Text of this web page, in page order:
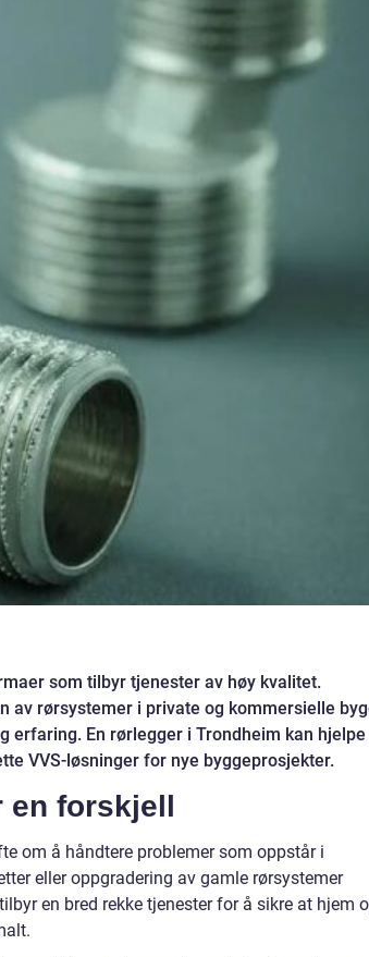
som tilbyr tjenester av høy kvalitet.
av rørsystemer i private og kommersielle
erfaring. En rørlegger i Trondheim kan hjelpe
VVS-løsninger for nye byggeprosjekter.
en forskjell
om å håndtere problemer som oppstår i
eller oppgradering av gamle rørsystemer
en bred rekke tjenester for å sikre at hjem